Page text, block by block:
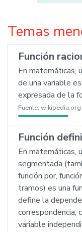
Temas
Función
En matemáticas,
de una variable
expresada de la
Fuente: wikipedia.org
Función
En matemáticas,
segmentada
función por,
tramos) es una
define la
correspondencia,
variable